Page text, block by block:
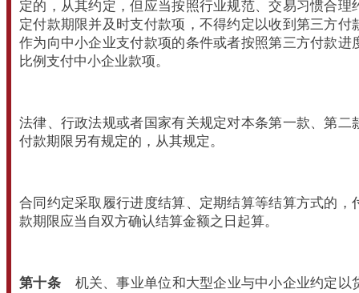
定的，从其约定，但应当按照行业规范、交易习惯合理
定付款期限并及时支付款项，不得约定以收到第三方付
作为向中小企业支付款项的条件或者按照第三方付款进
比例支付中小企业款项。
法律、行政法规或者国家有关规定对本条第一款、第二
付款期限另有规定的，从其规定。
合同约定采取履行进度结算、定期结算等结算方式的，
款期限应当自双方确认结算金额之日起算。
第十条
机关、事业单位和大型企业与中小企业约定以